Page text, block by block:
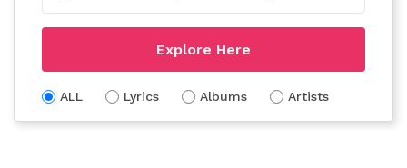
Explore Here
ALL Lyrics Albums Artists